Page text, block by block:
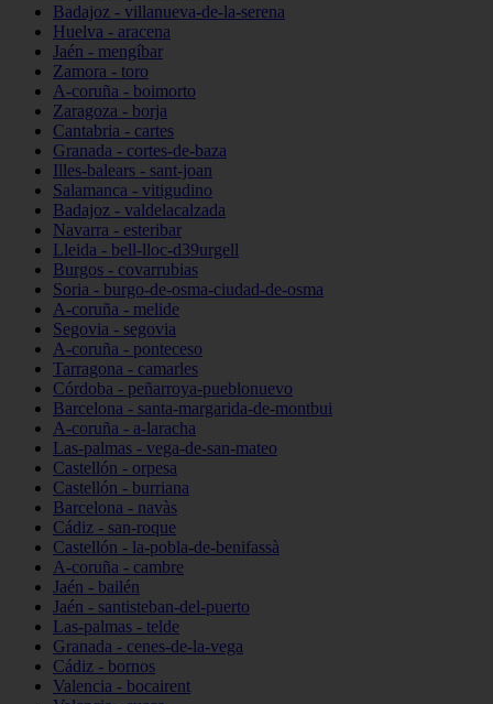
Badajoz - villanueva-de-la-serena
Huelva - aracena
Jaén - mengíbar
Zamora - toro
A-coruña - boimorto
Zaragoza - borja
Cantabria - cartes
Granada - cortes-de-baza
Illes-balears - sant-joan
Salamanca - vitigudino
Badajoz - valdelacalzada
Navarra - esteribar
Lleida - bell-lloc-d39urgell
Burgos - covarrubias
Soria - burgo-de-osma-ciudad-de-osma
A-coruña - melide
Segovia - segovia
A-coruña - ponteceso
Tarragona - camarles
Córdoba - peñarroya-pueblonuevo
Barcelona - santa-margarida-de-montbui
A-coruña - a-laracha
Las-palmas - vega-de-san-mateo
Castellón - orpesa
Castellón - burriana
Barcelona - navàs
Cádiz - san-roque
Castellón - la-pobla-de-benifassà
A-coruña - cambre
Jaén - bailén
Jaén - santisteban-del-puerto
Las-palmas - telde
Granada - cenes-de-la-vega
Cádiz - bornos
Valencia - bocairent